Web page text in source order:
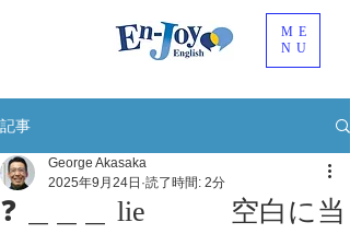
ME
NU
記事
❓ ＿＿＿ lie 空白に当
George Akasaka
2025年9月24日 読了時間: 2分